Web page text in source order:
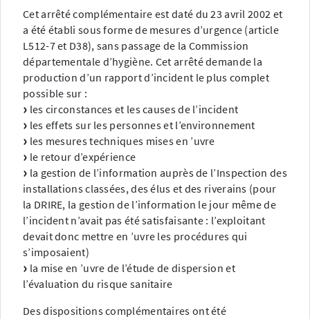
Cet arrêté complémentaire est daté du 23 avril 2002 et
a été établi sous forme de mesures d’urgence (article
L512-7 et D38), sans passage de la Commission
départementale d’hygiène. Cet arrêté demande la
production d’un rapport d’incident le plus complet
possible sur :
les circonstances et les causes de l’incident
les effets sur les personnes et l’environnement
les mesures techniques mises en ’uvre
le retour d’expérience
la gestion de l’information auprès de l’Inspection des
installations classées, des élus et des riverains (pour
la DRIRE, la gestion de l’information le jour même de
l’incident n’avait pas été satisfaisante : l’exploitant
devait donc mettre en ’uvre les procédures qui
s’imposaient)
la mise en ’uvre de l’étude de dispersion et
l’évaluation du risque sanitaire
Des dispositions complémentaires ont été